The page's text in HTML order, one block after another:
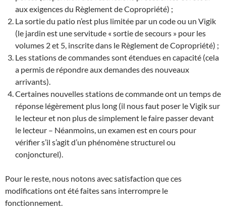
aux exigences du Règlement de Copropriété) ;
La sortie du patio n’est plus limitée par un code ou un Vigik
(le jardin est une servitude « sortie de secours » pour les
volumes 2 et 5, inscrite dans le Règlement de Copropriété) ;
Les stations de commandes sont étendues en capacité (cela
a permis de répondre aux demandes des nouveaux
arrivants).
Certaines nouvelles stations de commande ont un temps de
réponse légèrement plus long (il nous faut poser le Vigik sur
le lecteur et non plus de simplement le faire passer devant
le lecteur – Néanmoins, un examen est en cours pour
vérifier s’il s’agit d’un phénomène structurel ou
conjoncturel).
Pour le reste, nous notons avec satisfaction que ces
modifications ont été faites sans interrompre le
fonctionnement.